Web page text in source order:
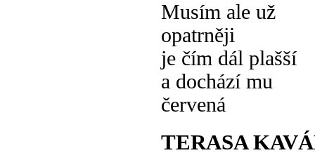
Musím ale už
opatrněji
je čím dál plašší
a dochází mu
červená
TERASA